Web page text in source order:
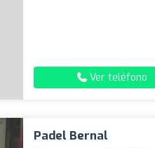
Ver teléfono
Padel Bernal